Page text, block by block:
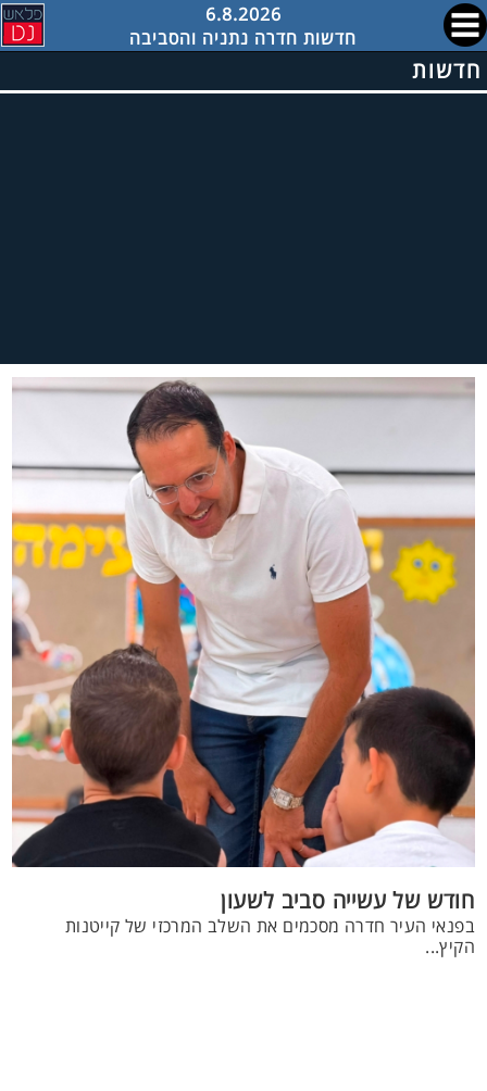
6.8.2026
חדשות חדרה נתניה והסביבה
חדשות
חודש של עשייה סביב לשעון
בפנאי העיר חדרה מסכמים את השלב המרכזי של קייטנות
הקיץ...